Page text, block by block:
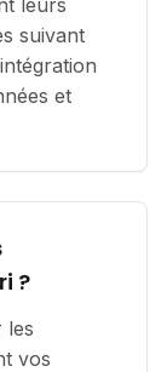
leurs
suivant
et
?
les
vos